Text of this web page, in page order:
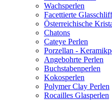
Wachsperlen
Facettierte
Österreichische
Chatons
Cateye Perlen
Porzellan -
Angebohrte Perlen
Buchstabenperlen
Kokosperlen
Polymer Clay Perlen
Rocailles Glasperlen